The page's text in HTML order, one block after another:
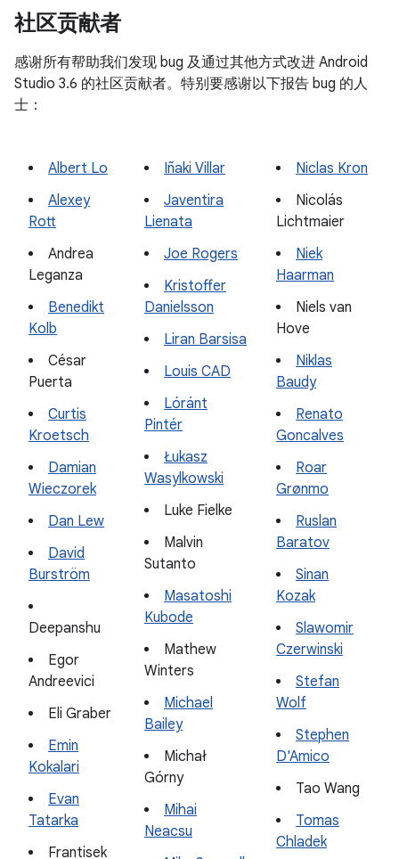
社区贡献者
感谢所有帮助我们发现 bug 及通过其他方式改进 Android
Studio 3.6 的社区贡献者。特别要感谢以下报告 bug 的人
士：
Albert Lo
Alexey
Rott
Andrea
Leganza
Benedikt
Kolb
César
Puerta
Curtis
Kroetsch
Damian
Wieczorek
Dan Lew
David
Burström
Deepanshu
Egor
Andreevici
Eli Graber
Emin
Kokalari
Evan
Tatarka
Frantisek
Iñaki Villar
Javentira
Lienata
Joe Rogers
Kristoffer
Danielsson
Liran Barsisa
Louis CAD
Lóránt
Pintér
Łukasz
Wasylkowski
Luke Fielke
Malvin
Sutanto
Masatoshi
Kubode
Mathew
Winters
Michael
Bailey
Michał
Górny
Mihai
Neacsu
Niclas Kron
Nicolás
Lichtmaier
Niek
Haarman
Niels van
Hove
Niklas
Baudy
Renato
Goncalves
Roar
Grønmo
Ruslan
Baratov
Sinan
Kozak
Slawomir
Czerwinski
Stefan
Wolf
Stephen
D'Amico
Tao Wang
Tomas
Chladek